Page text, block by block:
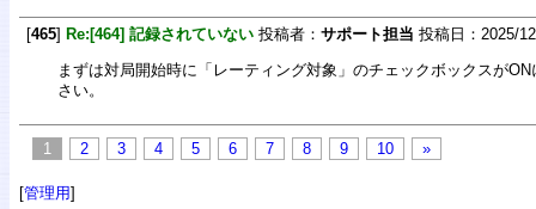
[465] Re:[464] 記録されていない 投稿者： サポート担当 投稿日：2025/
まずは対局開始時に「レーティング対象」のチェックボックスが
さい。
1 2 3 4 5 6 7 8 9 10 »
[管理用]